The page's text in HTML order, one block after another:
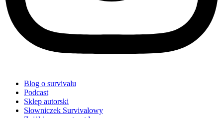
Blog o survivalu
Podcast
Sklep autorski
Słowniczek Survivalowy